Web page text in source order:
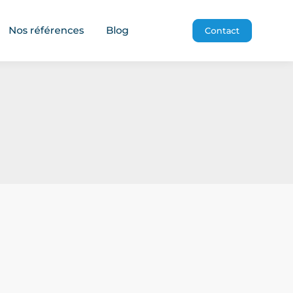
Nos références Blog Contact